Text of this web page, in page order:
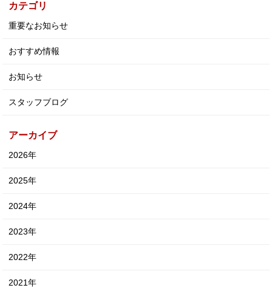
カテゴリ
重要なお知らせ
おすすめ情報
お知らせ
スタッフブログ
アーカイブ
2026年
2025年
2024年
2023年
2022年
2021年